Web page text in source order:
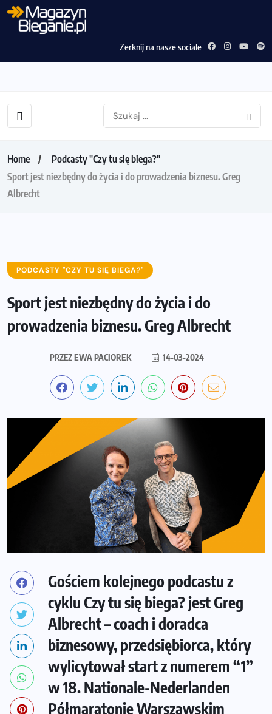
Zerknij na nasze sociale
Home
Podcasty "Czy tu się biega?"
Sport jest niezbędny do życia i do prowadzenia biznesu. Greg
Albrecht
PODCASTY "CZY TU SIĘ BIEGA?"
Sport jest niezbędny do życia i do
prowadzenia biznesu. Greg Albrecht
PRZEZEWA PACIOREK 14-03-2024
Gościem kolejnego podcastu z
cyklu Czy tu się biega? jest Greg
Albrecht – coach i doradca
biznesowy, przedsiębiorca, który
wylicytował start z numerem “1”
w 18. Nationale-Nederlanden
Półmaratonie Warszawskim